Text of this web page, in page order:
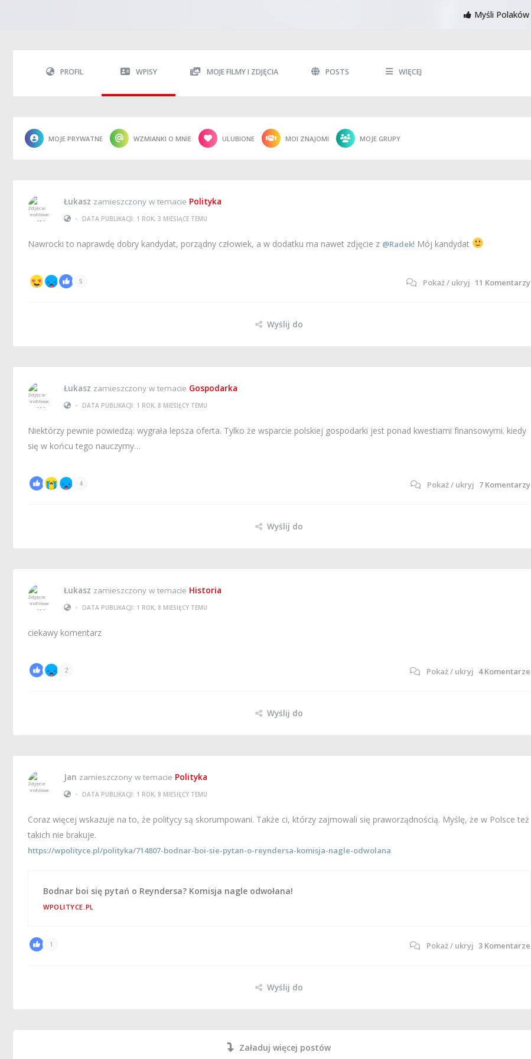
Myśli Polaków
PROFIL WPISY MOJE FILMY I ZDJĘCIA POSTS WIĘCEJ
MOJE PRYWATNE WZMIANKI O MNIE ULUBIONE MOI ZNAJOMI MOJE GRUPY
Łukasz zamieszczony w temacie Polityka
•
DATA PUBLIKACJI: 1 ROK, 3 MIESIĄCE TEMU
Nawrocki to naprawdę dobry kandydat, porządny człowiek, a w dodatku ma nawet zdjęcie z @Radek! Mój kandydat
5 11 Komentarzy
Wyślij do
Łukasz zamieszczony w temacie Gospodarka
•
DATA PUBLIKACJI: 1 ROK, 8 MIESIĘCY TEMU
Niektórzy pewnie powiedzą: wygrała lepsza oferta. Tylko że wsparcie polskiej gospodarki jest ponad kwestiami finansowymi. kiedy
się w końcu tego nauczymy…
4 7 Komentarzy
Wyślij do
Łukasz zamieszczony w temacie Historia
•
DATA PUBLIKACJI: 1 ROK, 8 MIESIĘCY TEMU
ciekawy komentarz
2 4Komentarze
Wyślij do
Jan zamieszczony w temacie Polityka
•
DATA PUBLIKACJI: 1 ROK, 8 MIESIĘCY TEMU
Coraz więcej wskazuje na to, że politycy są skorumpowani. Także ci, którzy zajmowali się praworządnością. Myślę, że w Polsce też
takich nie brakuje.
https://wpolityce.pl/polityka/714807-bodnar-boi-sie-pytan-o-reyndersa-komisja-nagle-odwolana